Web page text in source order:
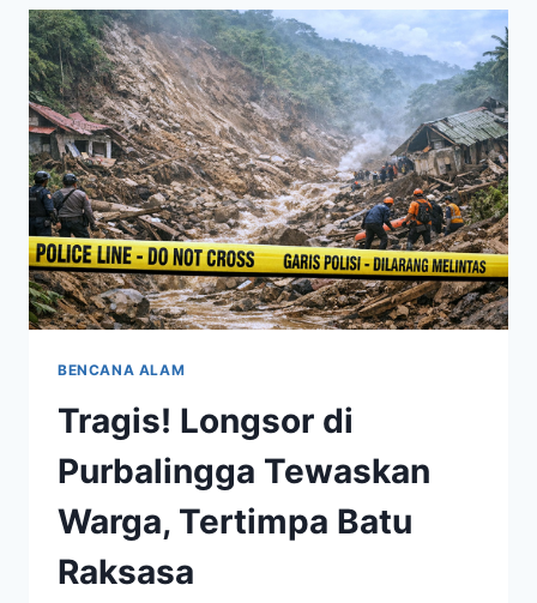
CORETAX
MARAK,
RISIKO
KEBOCORAN
DATA
PRIBADI
MENGINTAI
PENGGUNA
BENCANA ALAM
Tragis! Longsor di
Purbalingga Tewaskan
Warga, Tertimpa Batu
Raksasa